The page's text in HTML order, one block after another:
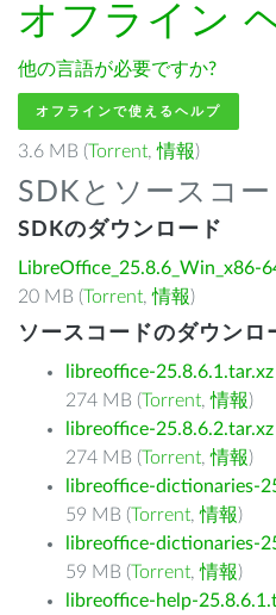
オフライン
他の言語が必要ですか?
オフラインで使えるヘルプ
3.6 MB (Torrent,情報)
SDKとソースコー
SDKのダウンロード
LibreOffice_25.8.6_Win_x86-
20 MB (Torrent,情報)
ソースコードのダウンロ
libreoffice-25.8.6.1.tar.xz
274 MB (Torrent,情報)
libreoffice-25.8.6.2.tar.xz
274 MB (Torrent,情報)
libreoffice-dictionaries-
59 MB (Torrent,情報)
libreoffice-dictionaries-
59 MB (Torrent,情報)
libreoffice-help-